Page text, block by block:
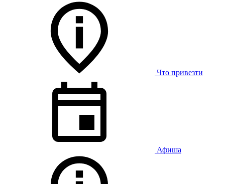
Что привезти
Афиша